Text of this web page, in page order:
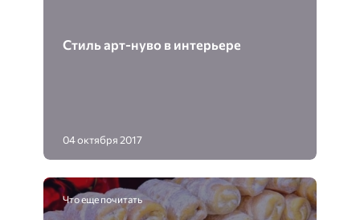
Стиль арт-нуво в интерьере
04 октября 2017
Что еще почитать